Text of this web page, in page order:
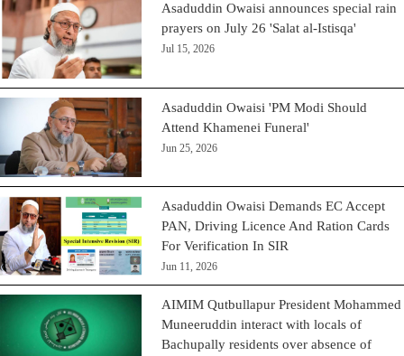
Asaduddin Owaisi announces special rain
prayers on July 26 'Salat al-Istisqa'
Jul 15, 2026
Asaduddin Owaisi 'PM Modi Should
Attend Khamenei Funeral'
Jun 25, 2026
Asaduddin Owaisi Demands EC Accept
PAN, Driving Licence And Ration Cards
For Verification In SIR
Jun 11, 2026
AIMIM Qutbullapur President Mohammed
Muneeruddin interact with locals of
Bachupally residents over absence of